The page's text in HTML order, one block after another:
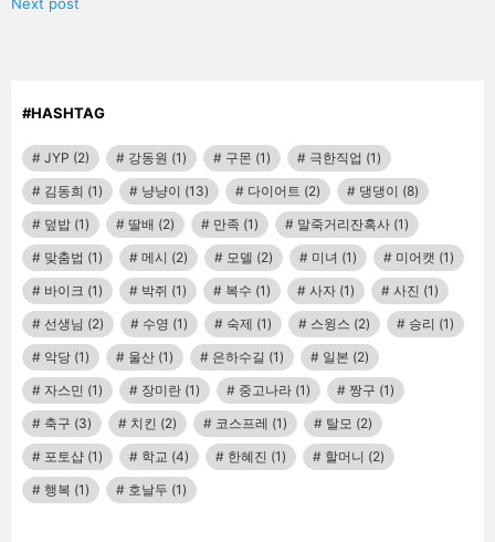
#HASHTAG
JYP (2) 강동원 (1) 구몬 (1) 극한직업 (1)
김동희 (1) 냥냥이 (13) 다이어트 (2) 댕댕이 (8)
덮밥 (1) 딸배 (2) 만족 (1) 말죽거리잔혹사 (1)
맞춤법 (1) 메시 (2) 모델 (2) 미녀 (1) 미어캣 (1)
바이크 (1) 박쥐 (1) 복수 (1) 사자 (1) 사진 (1)
선생님 (2) 수영 (1) 숙제 (1) 스윙스 (2) 승리 (1)
악당 (1) 울산 (1) 은하수길 (1) 일본 (2)
자스민 (1) 장미란 (1) 중고나라 (1) 짱구 (1)
축구 (3) 치킨 (2) 코스프레 (1) 탈모 (2)
포토샵 (1) 학교 (4) 한혜진 (1) 할머니 (2)
행복 (1) 호날두 (1)